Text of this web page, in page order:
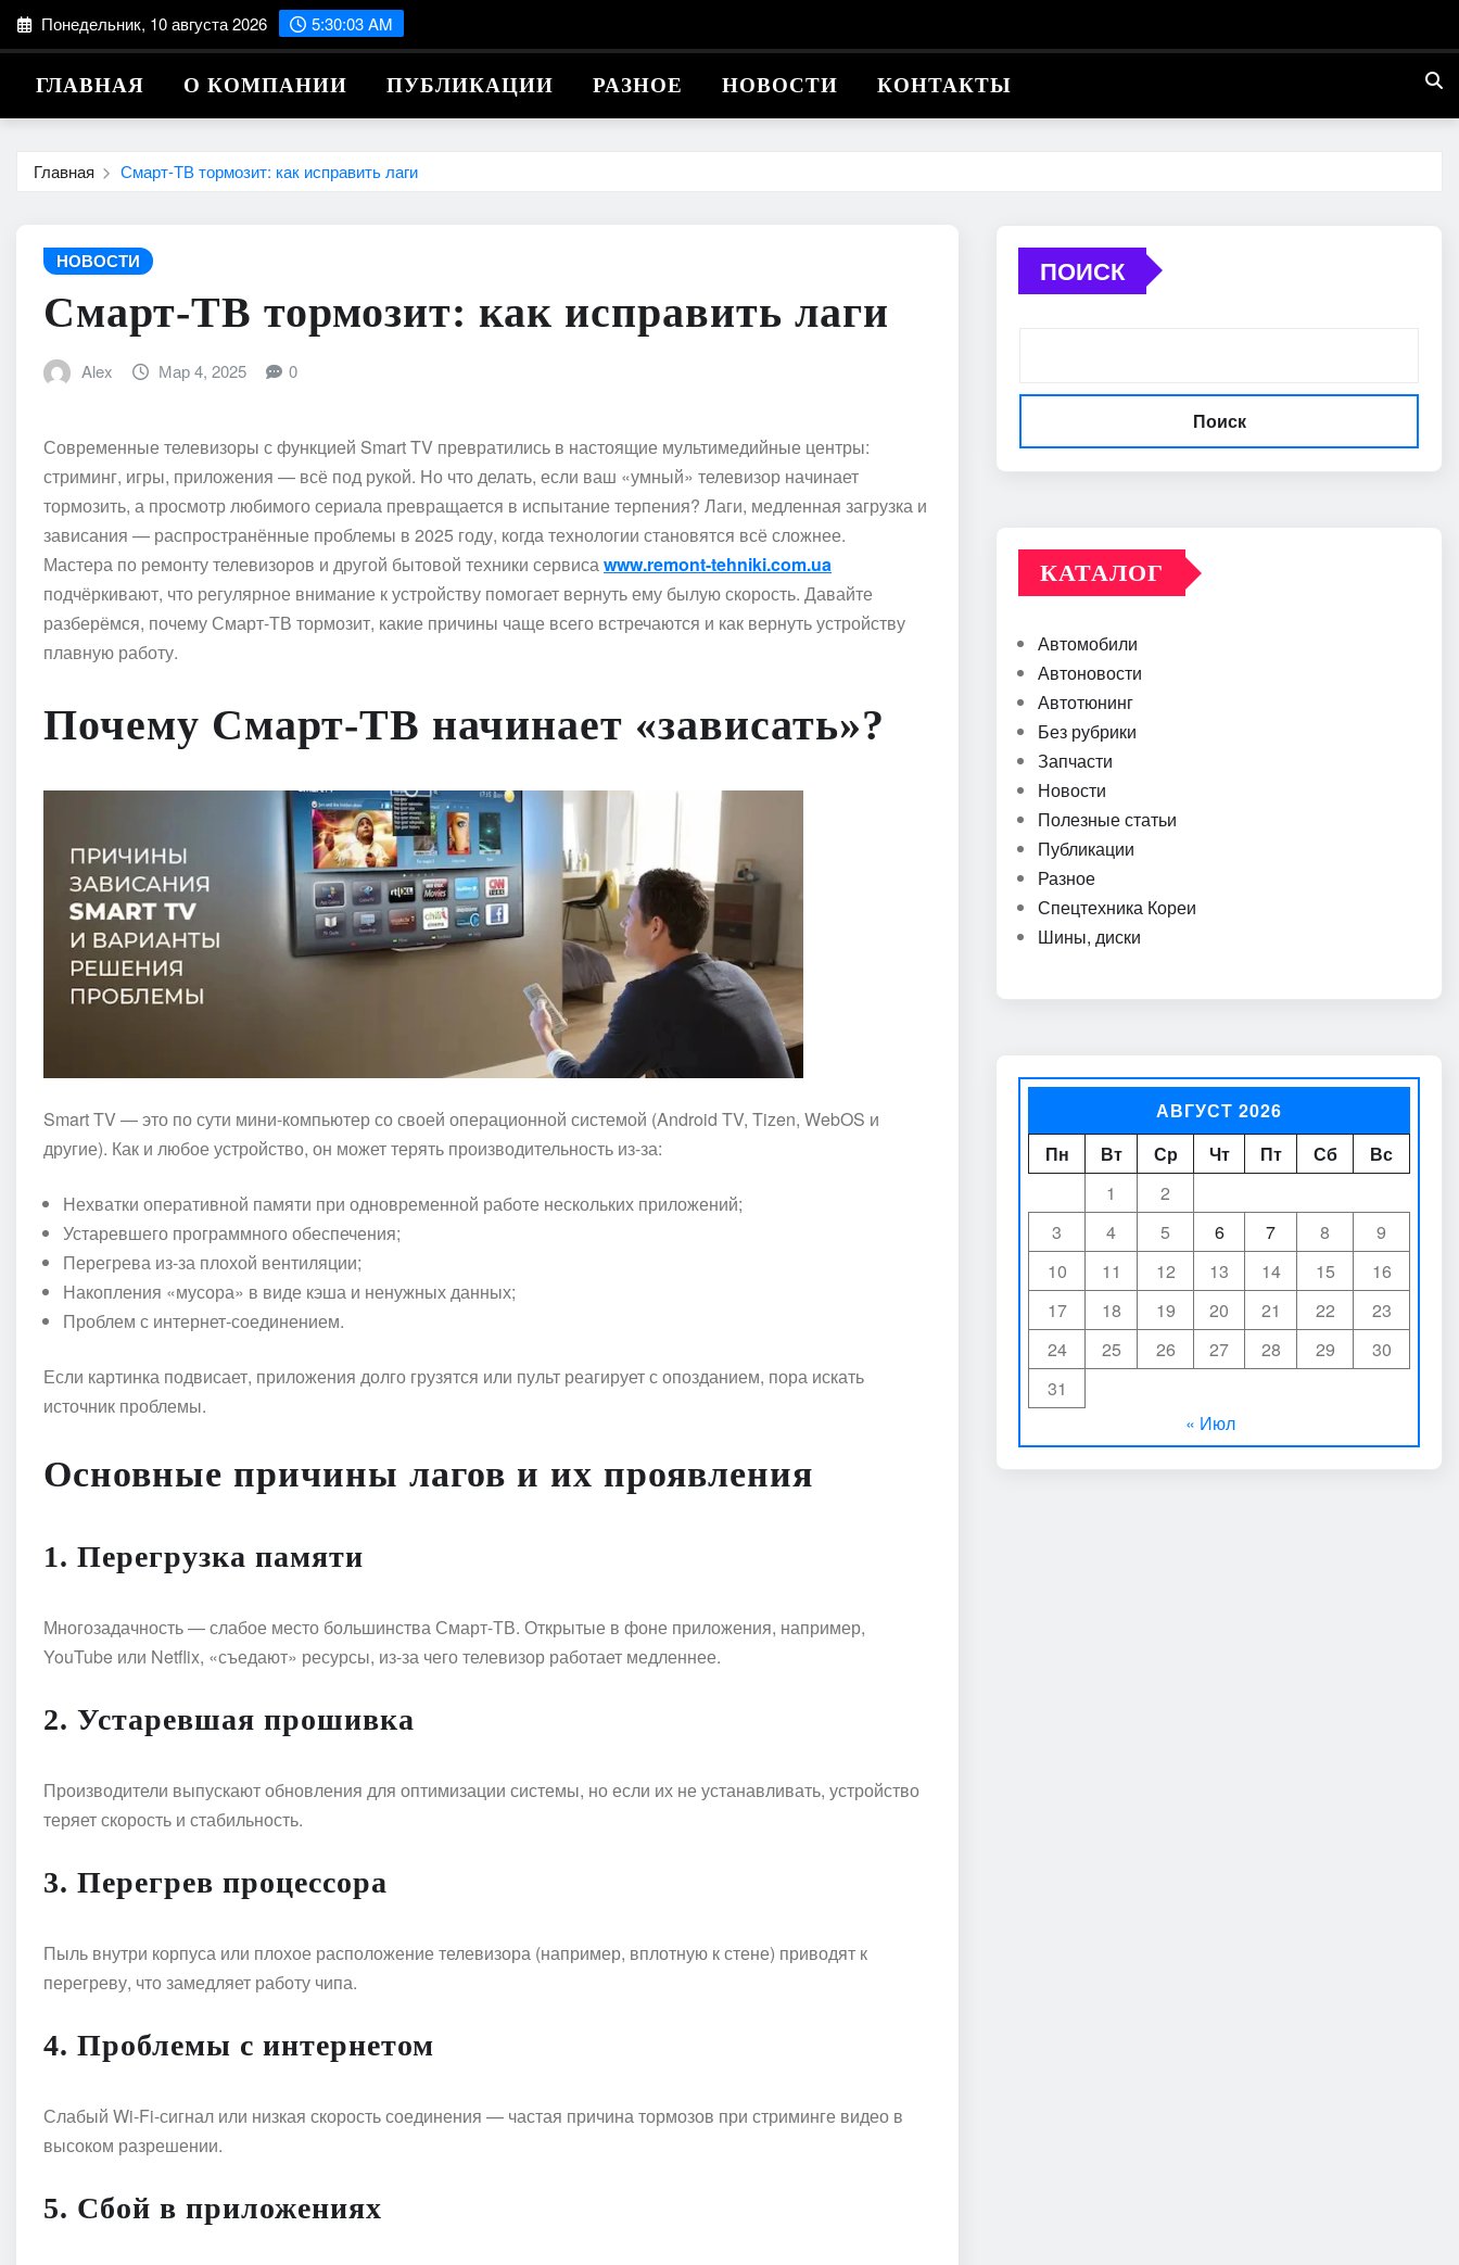
Перейти
к
содержимому
Понедельник, 10 августа 2026 5:30:04 AM
ГЛАВНАЯ О КОМПАНИИ ПУБЛИКАЦИИ РАЗНОЕ НОВОСТИ КОНТАКТЫ
Главная Смарт-ТВ тормозит: как исправить лаги
НОВОСТИ
Смарт-ТВ тормозит: как исправить лаги
Alex Мар 4, 2025 0
Современные телевизоры с функцией Smart TV превратились в настоящие мультимедийные центры:
стриминг, игры, приложения — всё под рукой. Но что делать, если ваш «умный» телевизор начинает
тормозить, а просмотр любимого сериала превращается в испытание терпения? Лаги, медленная загрузка и
зависания — распространённые проблемы в 2025 году, когда технологии становятся всё сложнее.
Мастера по ремонту телевизоров и другой бытовой техники сервисаwww.remont-tehniki.com.ua
подчёркивают, что регулярное внимание к устройству помогает вернуть ему былую скорость. Давайте
разберёмся, почему Смарт-ТВ тормозит, какие причины чаще всего встречаются и как вернуть устройству
плавную работу.
Почему Смарт-ТВ начинает «зависать»?
Smart TV — это по сути мини-компьютер со своей операционной системой (Android TV, Tizen, WebOS и
другие). Как и любое устройство, он может терять производительность из-за:
Нехватки оперативной памяти при одновременной работе нескольких приложений;
Устаревшего программного обеспечения;
Перегрева из-за плохой вентиляции;
Накопления «мусора» в виде кэша и ненужных данных;
Проблем с интернет-соединением.
Если картинка подвисает, приложения долго грузятся или пульт реагирует с опозданием, пора искать
источник проблемы.
Основные причины лагов и их проявления
1. Перегрузка памяти
Многозадачность — слабое место большинства Смарт-ТВ. Открытые в фоне приложения, например,
YouTube или Netflix, «съедают» ресурсы, из-за чего телевизор работает медленнее.
2. Устаревшая прошивка
Производители выпускают обновления для оптимизации системы, но если их не устанавливать, устройство
теряет скорость и стабильность.
3. Перегрев процессора
Пыль внутри корпуса или плохое расположение телевизора (например, вплотную к стене) приводят к
перегреву, что замедляет работу чипа.
4. Проблемы с интернетом
Слабый Wi-Fi-сигнал или низкая скорость соединения — частая причина тормозов при стриминге видео в
высоком разрешении.
5. Сбой в приложениях
ПОИСК
Поиск
КАТАЛОГ
Автомобили
Автоновости
Автотюнинг
Без рубрики
Запчасти
Новости
Полезные статьи
Публикации
Разное
Спецтехника Кореи
Шины, диски
АВГУСТ 2026
Пн
Вт Ср Чт Пт Сб
Вс
1
2
3
4 5 6 7 8
9
10
11 12 13 14 15
16
17
18 19 20 21 22
23
24
25 26 27 28 29
30
31
« Июл